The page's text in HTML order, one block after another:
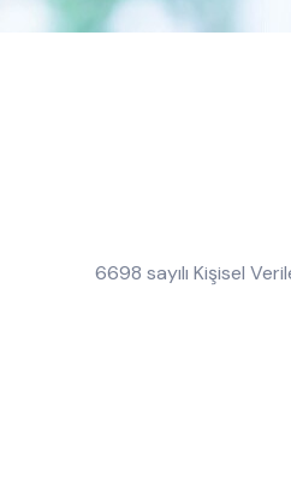
6698 sayılı Kişisel